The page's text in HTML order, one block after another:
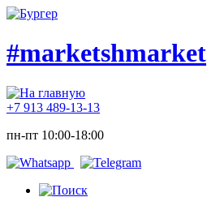
#marketshmarket
+7 913 489-13-13
пн-пт 10:00-18:00